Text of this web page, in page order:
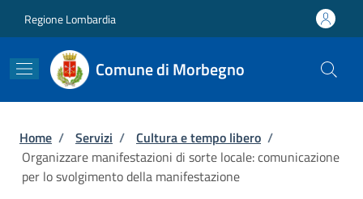
Regione Lombardia
Comune di Morbegno
Briciole di pane
Home / Servizi / Cultura e tempo libero /
Organizzare manifestazioni di sorte locale: comunicazione
per lo svolgimento della manifestazione